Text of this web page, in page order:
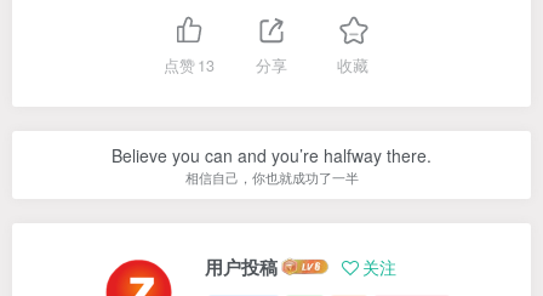
点赞13 分享 收藏
Believe you can and you’re halfway there.
相信自己，你也就成功了一半
用户投稿 关注